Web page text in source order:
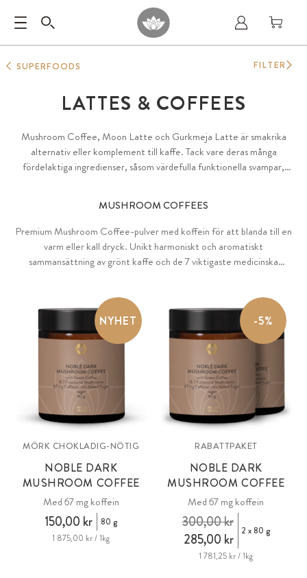
SUPERFOODS
LATTES & COFFEES
Mushroom Coffee, Moon Latte och Gurkmeja Latte är smakrika
alternativ eller komplement till kaffe. Tack vare deras många
fördelaktiga ingredienser, såsom värdefulla funktionella svampar,
blandas i ett växtbaserat mjölkalternativ, klumpar sig inte och ger en
särskilt krämig konsistens.
MUSHROOM COFFEES
Premium Mushroom Coffee-pulver med koffein för att blanda till en
varm eller kall dryck. Unikt harmoniskt och aromatiskt
sammansättning av grönt kaffe och de 7 viktigaste medicinska
varianterna ädelbitter-stark med hög, mildbitter med medel eller
mild med låg koffeinhalt. Vegansk, utan tillsatt socker, utan
konstgjorda sötningsmedel, färgämnen och aromer.
NYHET
MÖRK CHOKLADIG-NÖTIG
NOBLE DARK
MUSHROOM COFFEE
Med 67 mg koffein
150,00 kr
80 g
1 875,00 kr / 1kg
-5%
RABATTPAKET
NOBLE DARK
MUSHROOM COFFEE
Med 67 mg koffein
285,00 kr
300,00 kr 2 x 80 g
1 781,25 kr / 1kg
FILTER